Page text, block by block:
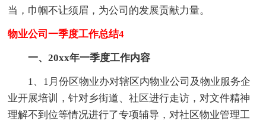
当，巾帼不让须眉，为公司的发展贡献力量。
物业公司一季度工作总结4
一、20xx年一季度工作内容
1、1月份区物业办对辖区内物业公司及物业服务企
业开展培训，针对乡街道、社区进行走访，对文件精神
理解不到位等情况进行了专项辅导，对社区物业管理工